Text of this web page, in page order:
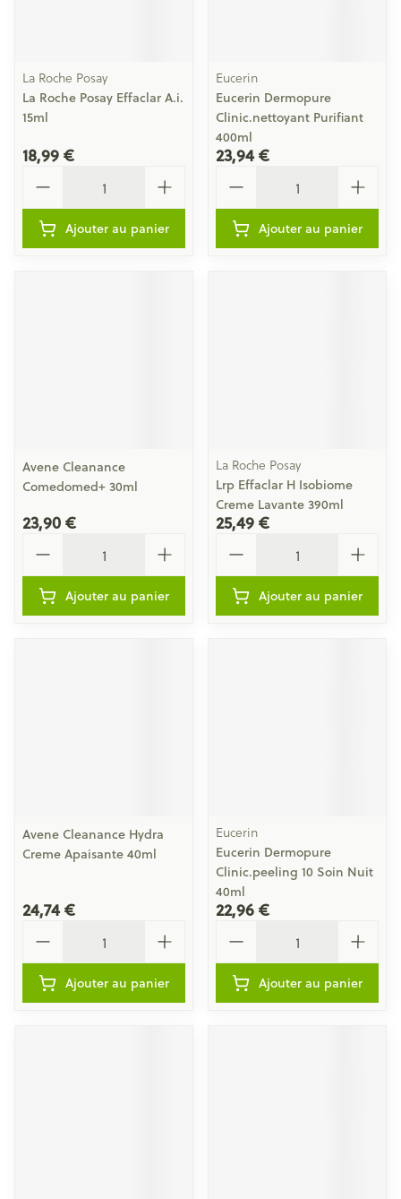
La Roche Posay
La Roche Posay Effaclar A.i.
15ml
18,99 €
Ajouter au panier
Eucerin
Eucerin Dermopure
Clinic.nettoyant Purifiant
400ml
23,94 €
Ajouter au panier
Avene Cleanance
Comedomed+ 30ml
23,90 €
Ajouter au panier
La Roche Posay
Lrp Effaclar H Isobiome
Creme Lavante 390ml
25,49 €
Ajouter au panier
Avene Cleanance Hydra
Creme Apaisante 40ml
24,74 €
Ajouter au panier
Eucerin
Eucerin Dermopure
Clinic.peeling 10 Soin Nuit
40ml
22,96 €
Ajouter au panier